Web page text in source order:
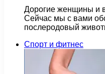
Дорогие женщины и
Сейчас мы с вами
послеродовый
Спорт и фитнес